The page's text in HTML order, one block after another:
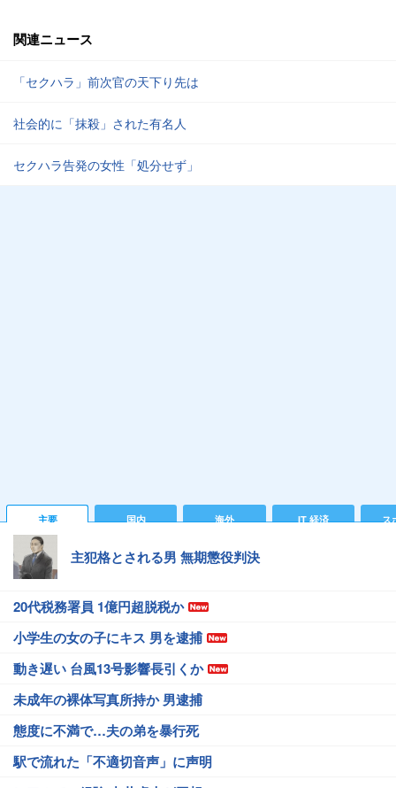
関連ニュース
「セクハラ」前次官の天下り先は
社会的に「抹殺」された有名人
セクハラ告発の女性「処分せず」
主要 国内 海外 IT 経済 ス
主犯格とされる男 無期懲役判決
20代税務署員 1億円超脱税か
小学生の女の子にキス 男を逮捕
動き遅い 台風13号影響長引くか
未成年の裸体写真所持か 男逮捕
態度に不満で…夫の弟を暴行死
駅で流れた「不適切音声」に声明